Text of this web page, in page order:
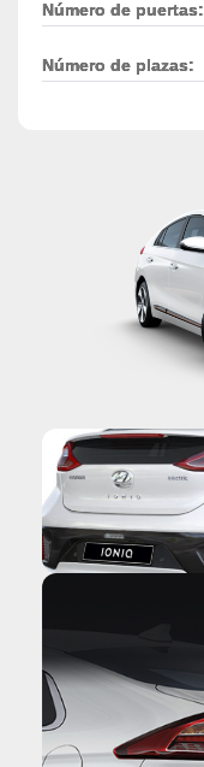
Número de puertas:
Número de plazas: